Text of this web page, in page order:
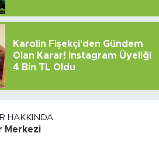
Karolin Fişekçi'den Gündem
Olan Karar! Instagram Üyeliği
4 Bin TL Oldu
HAKKINDA
Merkezi